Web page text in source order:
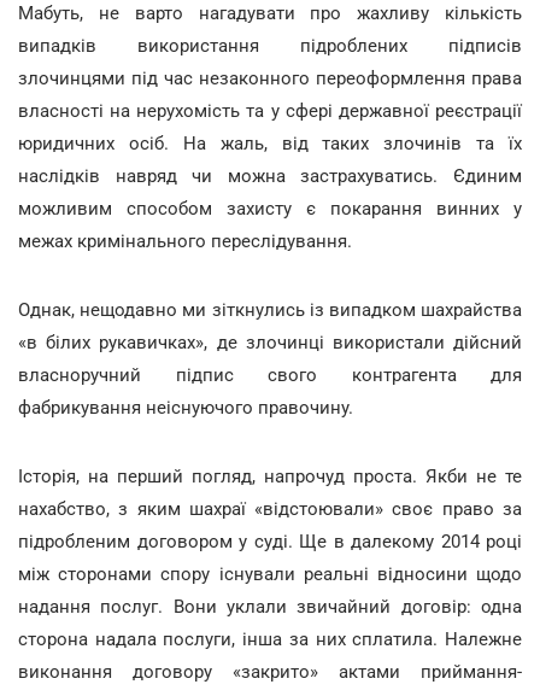
Мабуть, не варто нагадувати про жахливу кількість
випадків використання підроблених підписів
злочинцями під час незаконного переоформлення права
власності на нерухомість та у сфері державної реєстрації
юридичних осіб. На жаль, від таких злочинів та їх
наслідків навряд чи можна застрахуватись. Єдиним
можливим способом захисту є покарання винних у
межах кримінального переслідування.
Однак, нещодавно ми зіткнулись із випадком шахрайства
«в білих рукавичках», де злочинці використали дійсний
власноручний підпис свого контрагента для
фабрикування неіснуючого правочину.
Історія, на перший погляд, напрочуд проста. Якби не те
нахабство, з яким шахраї «відстоювали» своє право за
підробленим договором у суді. Ще в далекому 2014 році
між сторонами спору існували реальні відносини щодо
надання послуг. Вони уклали звичайний договір: одна
сторона надала послуги, інша за них сплатила. Належне
виконання договору «закрито» актами приймання-